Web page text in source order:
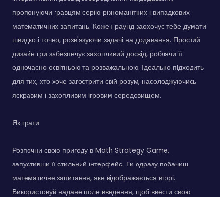
пропонуючи гравцям серію різноманітних і випадкових
математичних запитань. Кожен раунд заохочує тебе думати
швидко і точно, розв'язуючи задачі на додавання. Простий
дизайн гри забезпечує захопливий досвід, роблячи її
одночасно освітньою та розважальною. Ідеально підходить
для тих, хто хоче загострити свій розум, насолоджуючись
яскравим і захопливим ігровим середовищем.
Як грати
Розпочни свою пригоду в Math Strategy Game,
запустивши її стильний інтерфейс. Ти одразу побачиш
математичне запитання, яке відображається вгорі.
Використовуй надане поле введення, щоб ввести свою